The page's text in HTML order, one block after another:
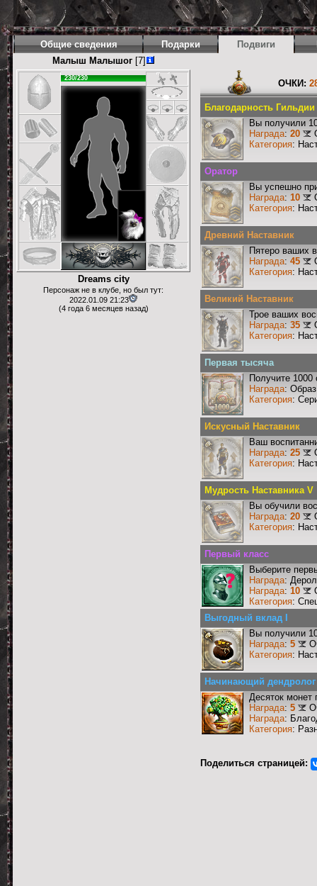
Общие сведения Подарки Подвиги
Малыш Малышог [7]
230/230
Dreams city
Персонаж не в клубе, но был тут:
2022.01.09 21:23
(4 года 6 месяцев назад)
ОЧКИ:
Благодарность Гильдии
Вы получили
Награда: 20
Категория:
Оратор
Вы успешно
Награда: 10
Категория:
Древний Наставник
Пятеро ваших
Награда: 45
Категория:
Великий Наставник
Трое ваших
Награда: 35
Категория:
Первая тысяча
Получите 1000
Награда: Образ
Категория:
Искусный Наставник
Ваш
Награда: 25
Категория:
Мудрость Наставника V
Вы обучили
Награда: 20
Категория:
Первый класс
Выберите
Награда:
Награда: 10
Категория:
Выгодный вклад I
Вы получили
Награда: 5
Категория:
Начинающий дендролог
Десяток монет
Награда: 5
Награда:
Категория:
Поделиться страницей: